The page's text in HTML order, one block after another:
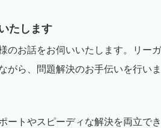
たします
のお話をお伺いいたします。リー
がら、問題解決のお手伝いを行いま
ートやスピーディな解決を両立で